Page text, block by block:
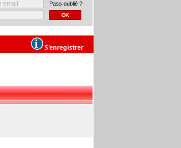
Pass oublié ?
S'enregistrer